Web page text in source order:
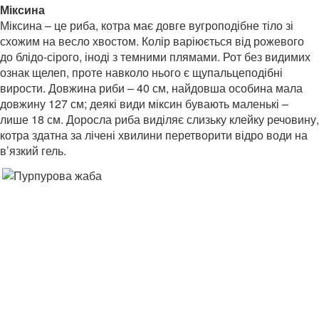
Міксина
Міксина – це риба, котра має довге вугроподібне тіло зі
схожим на весло хвостом. Колір варіюється від рожевого
до блідо-сірого, іноді з темними плямами. Рот без видимих
ознак щелеп, проте навколо нього є щупальцеподібні
вирости. Довжина риби – 40 см, найдовша особина мала
довжину 127 см; деякі види міксин бувають маленькі –
лише 18 см. Доросла риба виділяє слизьку клейку речовину,
котра здатна за лічені хвилини перетворити відро води на
в’язкий гель.